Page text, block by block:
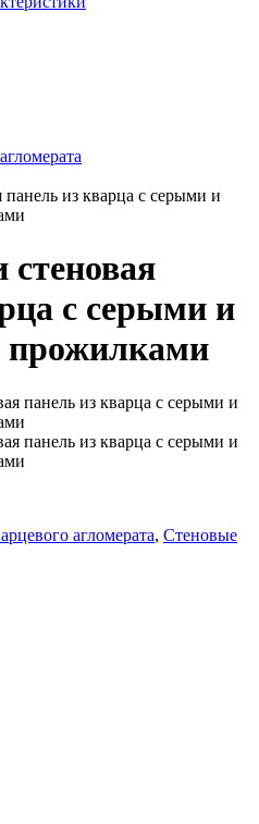
из кварца с серыми и
с серыми и
агломерата, Стеновые